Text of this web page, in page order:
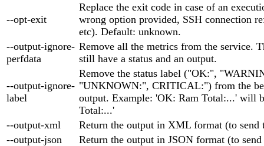
--opt-exit
Replace the exit code in case of an
wrong option provided, SSH connection
etc). Default: unknown.
--output-ignore-
perfdata
Remove all the metrics from the service.
still have a status and an output.
--output-ignore-
label
Remove the status label ("OK:",
"UNKNOWN:", CRITICAL:") from the
output. Example: 'OK: Ram Total:...' will
Total:...'
--output-xml
Return the output in XML format (to
--output-json
Return the output in JSON format (to